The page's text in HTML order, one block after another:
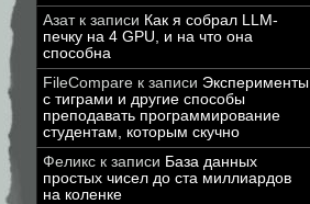
Азатк записи Как я собрал LLM-
печку на 4 GPU, и на что она
способна
FileCompare к записи Эксперименты
с тиграми и другие способы
преподавать программирование
студентам, которым скучно
Феликс к записи База данных
простых чисел до ста миллиардов
на коленке